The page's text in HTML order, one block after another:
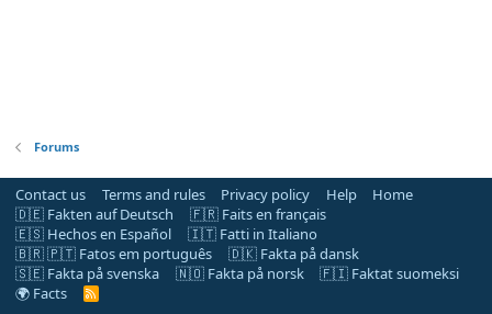
Forums
Contact us Terms and rules Privacy policy Help
Home
🇩🇪 Fakten auf Deutsch
🇫🇷 Faits en français
🇪🇸 Hechos en Español
🇮🇹 Fatti in Italiano
🇧🇷 🇵🇹 Fatos em português
🇩🇰 Fakta på dansk
🇸🇪 Fakta på svenska
🇳🇴 Fakta på norsk
🇫🇮 Faktat suomeksi
🌍 Facts
R